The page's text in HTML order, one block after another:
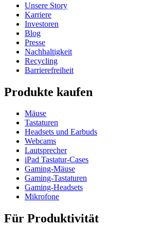
Unsere Story
Karriere
Investoren
Blog
Presse
Nachhaltigkeit
Recycling
Barrierefreiheit
Produkte kaufen
Mäuse
Tastaturen
Headsets und Earbuds
Webcams
Lautsprecher
iPad Tastatur-Cases
Gaming-Mäuse
Gaming-Tastaturen
Gaming-Headsets
Mikrofone
Für Produktivität